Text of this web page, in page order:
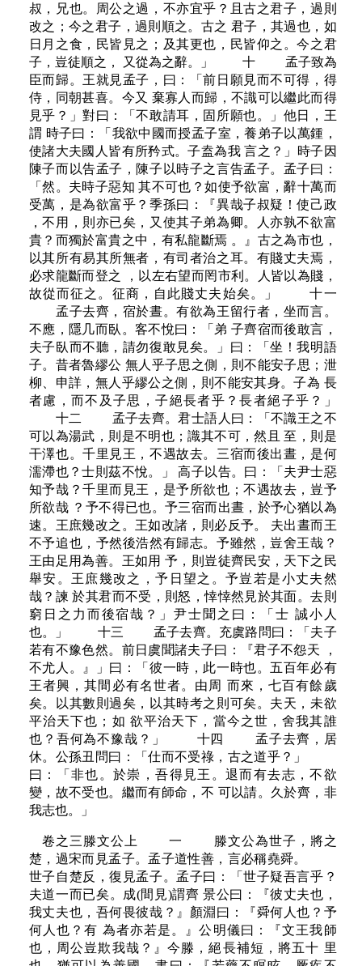
叔，兄也。周公之過，不亦宜乎？且古之君子，過則
改之；今之君子，過則順之。古之 君子，其過也，如
日月之食，民皆見之；及其更也，民皆仰之。今之君
子，豈徒順之， 又從為之辭。」 十 孟子致為
臣而歸。王就見孟子，曰：「前日願見而不可得，得
侍，同朝甚喜。今又 棄寡人而歸，不識可以繼此而得
見乎？」對曰：「不敢請耳，固所願也。」他日，王
謂 時子曰：「我欲中國而授孟子室，養弟子以萬鍾，
使諸大夫國人皆有所矜式。子盍為我 言之？」時子因
陳子而以告孟子，陳子以時子之言告孟子。孟子曰：
「然。夫時子惡知 其不可也？如使予欲富，辭十萬而
受萬，是為欲富乎？季孫曰：『異哉子叔疑！使己政
，不用，則亦已矣，又使其子弟為卿。人亦孰不欲富
貴？而獨於富貴之中，有私龍斷焉 。』古之為市也，
以其所有易其所無者，有司者治之耳。有賤丈夫焉，
必求龍斷而登之 ，以左右望而罔市利。人皆以為賤，
故從而征之。征商，自此賤丈夫始矣。」 十一
孟子去齊，宿於晝。有欲為王留行者，坐而言。
不應，隱几而臥。客不悅曰：「弟 子齊宿而後敢言，
夫子臥而不聽，請勿復敢見矣。」曰：「坐！我明語
子。昔者魯繆公 無人乎子思之側，則不能安子思；泄
柳、申詳，無人乎繆公之側，則不能安其身。子為 長
者慮，而不及子思，子絕長者乎？長者絕子乎？」
十二 孟子去齊。君士語人曰：「不識王之不
可以為湯武，則是不明也；識其不可，然且 至，則是
干澤也。千里見王，不遇故去。三宿而後出晝，是何
濡滯也？士則茲不悅。」 高子以告。曰：「夫尹士惡
知予哉？千里而見王，是予所欲也；不遇故去，豈予
所欲哉 ？予不得已也。予三宿而出晝，於予心猶以為
速。王庶幾改之。王如改諸，則必反予。 夫出晝而王
不予追也，予然後浩然有歸志。予雖然，豈舍王哉？
王由足用為善。王如用 予，則豈徒齊民安，天下之民
舉安。王庶幾改之，予日望之。予豈若是小丈夫然
哉？諫 於其君而不受，則怒，悻悻然見於其面。去則
窮日之力而後宿哉？」尹士聞之曰：「士 誠小人
也。」 十三 孟子去齊。充虞路問曰：「夫子
若有不豫色然。前日虞聞諸夫子曰：『君子不怨天 ，
不尤人。』」曰：「彼一時，此一時也。五百年必有
王者興，其間必有名世者。由周 而來，七百有餘歲
矣。以其數則過矣，以其時考之則可矣。夫天，未欲
平治天下也；如 欲平治天下，當今之世，舍我其誰
也？吾何為不豫哉？」 十四 孟子去齊，居
休。公孫丑問曰：「仕而不受祿，古之道乎？」
曰：「非也。於崇，吾得見王。退而有去志，不欲
變，故不受也。繼而有師命，不 可以請。久於齊，非
我志也。」
卷之三滕文公上 一 滕文公為世子，將之
楚，過宋而見孟子。孟子道性善，言必稱堯舜。
世子自楚反，復見孟子。孟子曰：「世子疑吾言乎？
夫道一而已矣。成(間見)謂齊 景公曰：『彼丈夫也，
我丈夫也，吾何畏彼哉？』顏淵曰：『舜何人也？予
何人也？有 為者亦若是。』公明儀曰：『文王我師
也，周公豈欺我哉？』今滕，絕長補短，將五十 里